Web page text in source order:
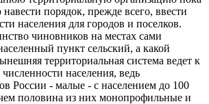
порядок, прежде всего, ввести
населения для городов и поселков.
чиновников на местах сами
пункт сельский, а какой
территориальная система ведет к
населения, ведь
России - малые - с населением до 100
половина из них монопрофильные и